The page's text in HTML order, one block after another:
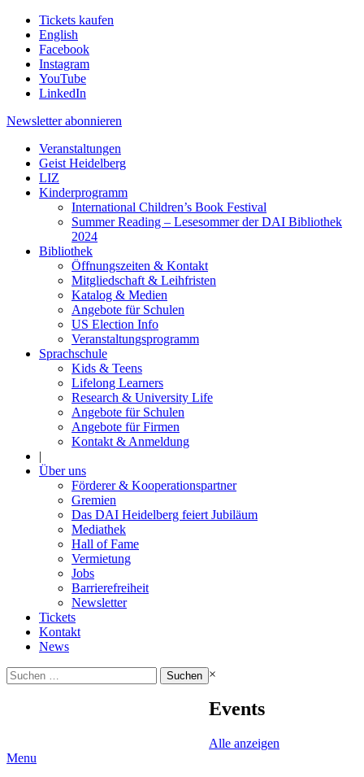
Tickets kaufen
English
Facebook
Instagram
YouTube
LinkedIn
Newsletter abonnieren
Veranstaltungen
Geist Heidelberg
LIZ
Kinderprogramm
International Children’s Book Festival
Summer Reading – Lesesommer der DAI Bibliothek
2024
Bibliothek
Öffnungszeiten & Kontakt
Mitgliedschaft & Leihfristen
Katalog & Medien
Angebote für Schulen
US Election Info
Veranstaltungsprogramm
Sprachschule
Kids & Teens
Lifelong Learners
Research & University Life
Angebote für Schulen
Angebote für Firmen
Kontakt & Anmeldung
|
Über uns
Förderer & Kooperationspartner
Gremien
Das DAI Heidelberg feiert Jubiläum
Mediathek
Hall of Fame
Vermietung
Jobs
Barrierefreiheit
Newsletter
Tickets
Kontakt
News
Suchen
nach:
×
Events
Alle anzeigen
Menu